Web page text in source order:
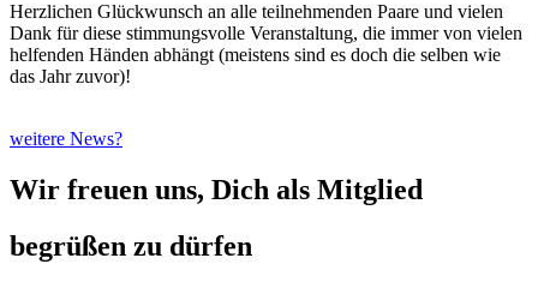
Herzlichen Glückwunsch an alle teilnehmenden Paare und vielen
Dank für diese stimmungsvolle Veranstaltung, die immer von vielen
helfenden Händen abhängt (meistens sind es doch die selben wie
das Jahr zuvor)!
weitere News?
Wir freuen uns, Dich als Mitglied
begrüßen zu dürfen